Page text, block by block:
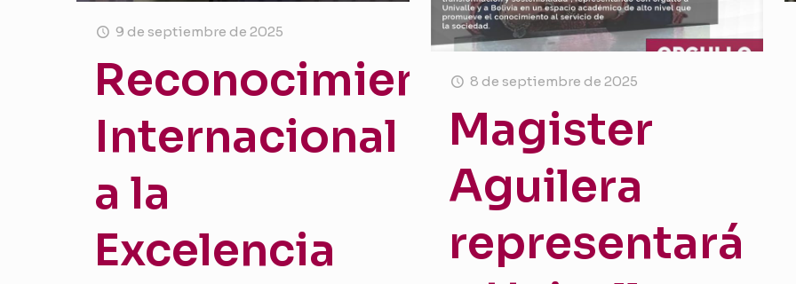
9 de septiembre de 2025
Reconocimiento
Internacional
a la
Excelencia
8 de septiembre de 2025
Magister
Aguilera
representará